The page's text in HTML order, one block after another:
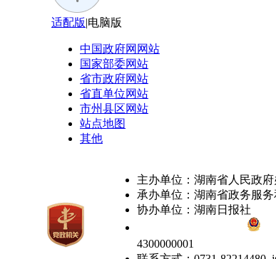
适配版|电脑版
中国政府网 网站
国家部委网站
省市政府网站
省直单位网站
市州县区网站
站点地图
其他
主办单位：湖南省人民政
承办单位：湖南省政务服
协办单位：湖南日报社
4300000001